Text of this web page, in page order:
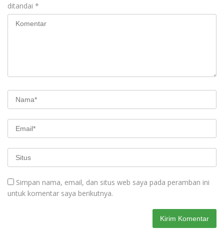
ditandai *
Simpan nama, email, dan situs web saya pada peramban ini
untuk komentar saya berikutnya.